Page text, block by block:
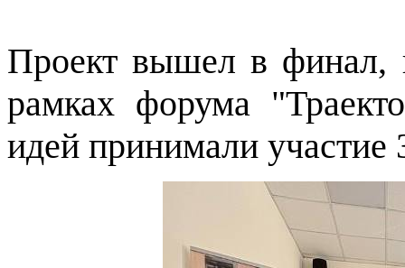
Проект вышел в финал,
рамках форума
идей принимали участие